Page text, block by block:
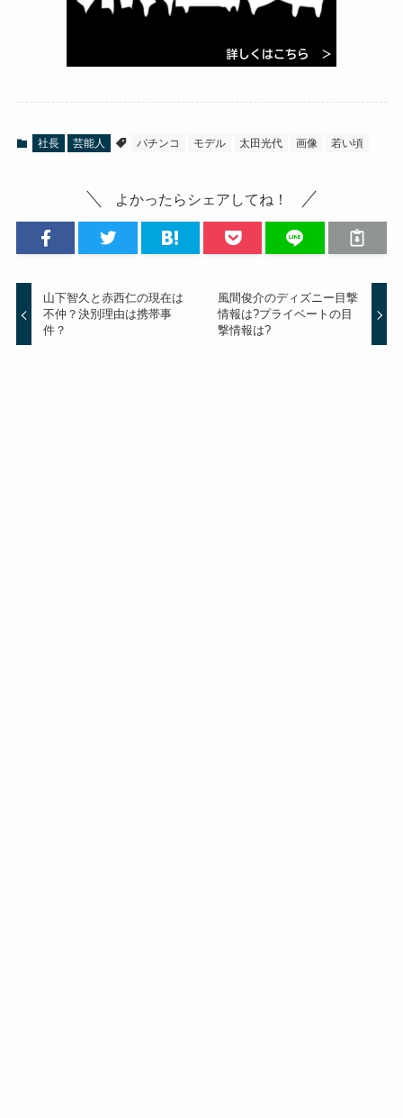
社長 芸能人 パチンコ モデル 太田光代 画像 若い頃
よかったらシェアしてね！
山下智久と赤西仁の現在は
不仲？決別理由は携帯事
件？
風間俊介のディズニー目撃
情報は?プライベートの目
撃情報は?